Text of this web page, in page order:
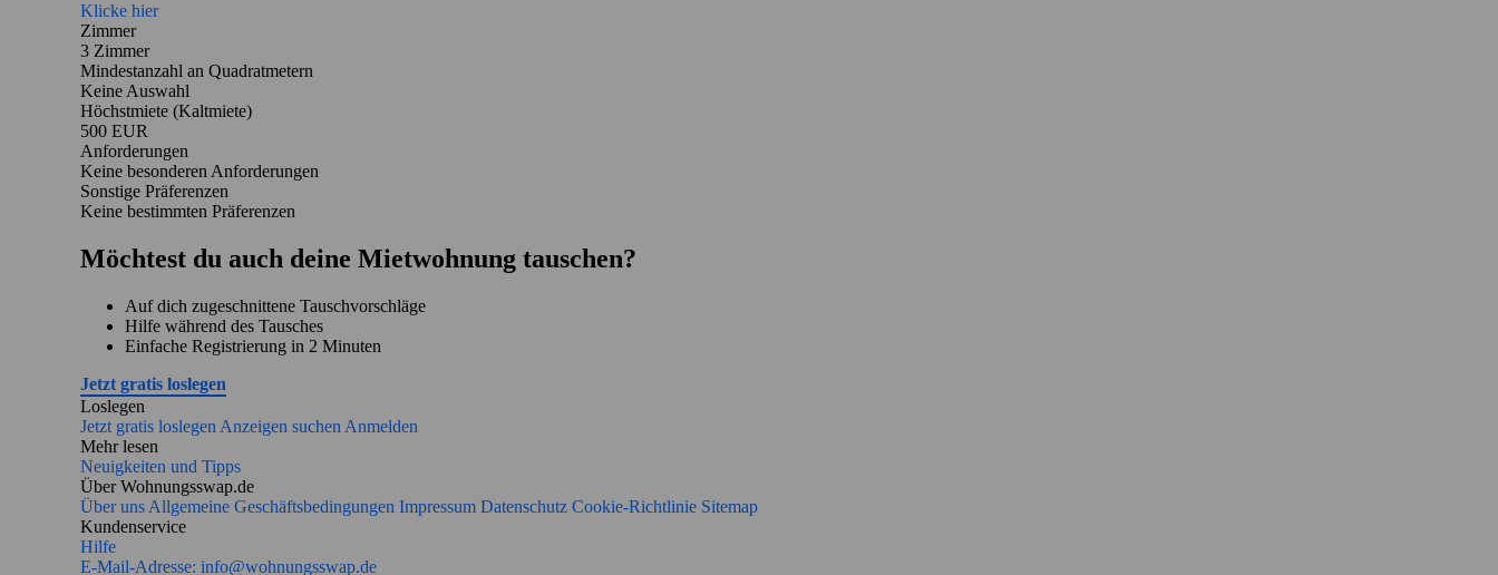
Klicke hier
Zimmer
3 Zimmer
Mindestanzahl an Quadratmetern
Keine Auswahl
Höchstmiete (Kaltmiete)
500 EUR
Anforderungen
Keine besonderen Anforderungen
Sonstige Präferenzen
Keine bestimmten Präferenzen
Möchtest du auch deine Mietwohnung tauschen?
Auf dich zugeschnittene Tauschvorschläge
Hilfe während des Tausches
Einfache Registrierung in 2 Minuten
Jetzt gratis loslegen
Loslegen
Jetzt gratis loslegen Anzeigen suchen Anmelden
Mehr lesen
Neuigkeiten und Tipps
Über Wohnungsswap.de
Über uns Allgemeine Geschäftsbedingungen Impressum Datenschutz Cookie-Richtlinie Sitemap
Kundenservice
Hilfe
E-Mail-Adresse: info@wohnungsswap.de